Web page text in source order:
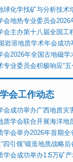
球化学找矿与分析技术
会地热专业委员会2026
会主办第十八届全国工
岩溶地质学术年会成功
会2026年全国古地磁学
专业委员会积极响应“五
会工作动态
会成功举办广西地质灾
质学会联合开展海洋地
学会举办2026年首期全
“四引领”锻造地质战略
学会成功举办1∶5万矿